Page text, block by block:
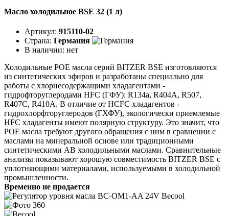
Масло холодильное BSE 32 (1 л)
Артикул: 915110-02
Страна: Германия
В наличии: нет
Холодильные POE масла серий BITZER BSE изготовляются
из синтетических эфиров и разработаны специально для
работы с хлорнесодержащими хладагентами -
гидрофторуглеродами HFC (ГФУ): R134a, R404A, R507,
R407C, R410A. В отличие от HCFC хладагентов -
гидрохлорфторуглеродов (ГХФУ), экологически приемлемые
HFC хладагенты имеют полярную структуру. Это значит, что
POE масла требуют другого обращения с ним в сравнении с
маслами на минеральной основе или традиционными
синтетическими АВ холодильными маслами. Сравнительные
анализы показывают хорошую совместимость BITZER BSE с
уплотняющими материалами, используемыми в холодильной
промышленности.
Временно не продается